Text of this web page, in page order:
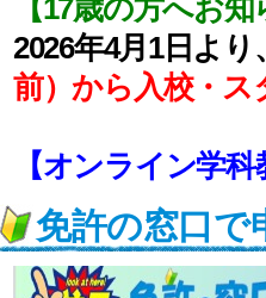
【17歳の方へお知
2026年4月1日より、
前）から入校・ス
【オンライン学科
免許の窓口で